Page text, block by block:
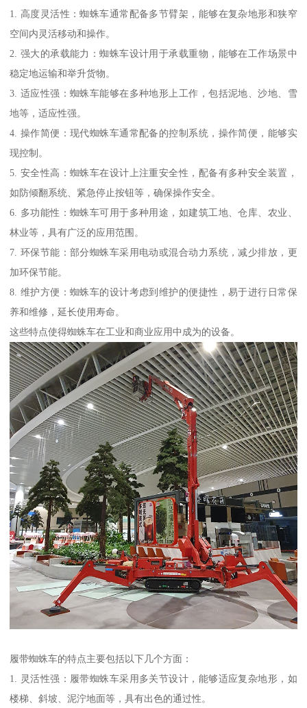
1. 高度灵活性：蜘蛛车通常配备多节臂架，能够在复杂地形和狭窄
空间内灵活移动和操作。
2. 强大的承载能力：蜘蛛车设计用于承载重物，能够在工作场景中
稳定地运输和举升货物。
3. 适应性强：蜘蛛车能够在多种地形上工作，包括泥地、沙地、雪
地等，适应性强。
4. 操作简便：现代蜘蛛车通常配备的控制系统，操作简便，能够实
现控制。
5. 安全性高：蜘蛛车在设计上注重安全性，配备有多种安全装置，
如防倾翻系统、紧急停止按钮等，确保操作安全。
6. 多功能性：蜘蛛车可用于多种用途，如建筑工地、仓库、农业、
林业等，具有广泛的应用范围。
7. 环保节能：部分蜘蛛车采用电动或混合动力系统，减少排放，更
加环保节能。
8. 维护方便：蜘蛛车的设计考虑到维护的便捷性，易于进行日常保
养和维修，延长使用寿命。
这些特点使得蜘蛛车在工业和商业应用中成为的设备。
履带蜘蛛车的特点主要包括以下几个方面：
1. 灵活性强：履带蜘蛛车采用多关节设计，能够适应复杂地形，如
楼梯、斜坡、泥泞地面等，具有出色的通过性。